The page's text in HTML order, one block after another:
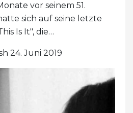
vor seinem 51.
sich auf seine letzte
Is It", die…
24. Juni 2019